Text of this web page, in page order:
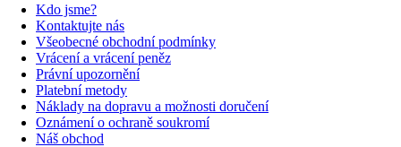
Kdo jsme?
Kontaktujte nás
Všeobecné obchodní podmínky
Vrácení a vrácení peněz
Právní upozornění
Platební metody
Náklady na dopravu a možnosti doručení
Oznámení o ochraně soukromí
Náš obchod